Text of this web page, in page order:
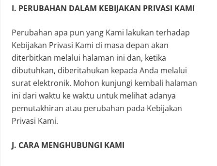
I. PERUBAHAN DALAM KEBIJAKAN PRIVASI KAMI
Perubahan apa pun yang Kami lakukan terhadap
Kebijakan Privasi Kami di masa depan akan
diterbitkan melalui halaman ini dan, ketika
dibutuhkan, diberitahukan kepada Anda melalui
surat elektronik. Mohon kunjungi kembali halaman
ini dari waktu ke waktu untuk melihat adanya
pemutakhiran atau perubahan pada Kebijakan
Privasi Kami.
J. CARA MENGHUBUNGI KAMI